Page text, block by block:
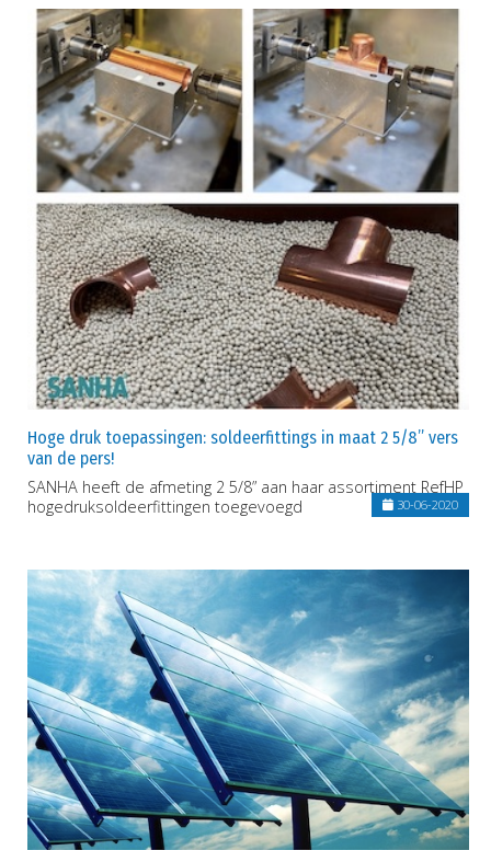
Hoge druk toepassingen: soldeerfittings in maat 2 5/8” vers
van de pers!
SANHA heeft de afmeting 2 5/8” aan haar assortiment RefHP
hogedruksoldeerfittingen toegevoegd
30-06-2020